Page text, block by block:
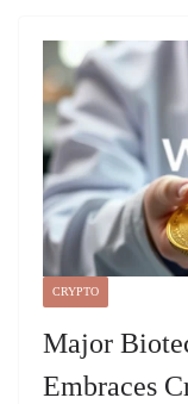
CRYPTO
Major
Embraces